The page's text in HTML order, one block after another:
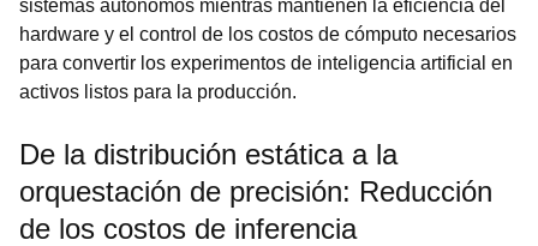
sistemas autónomos mientras mantienen la eficiencia del
hardware y el control de los costos de cómputo necesarios
para convertir los experimentos de inteligencia artificial en
activos listos para la producción.
De la distribución estática a la
orquestación de precisión: Reducción
de los costos de inferencia